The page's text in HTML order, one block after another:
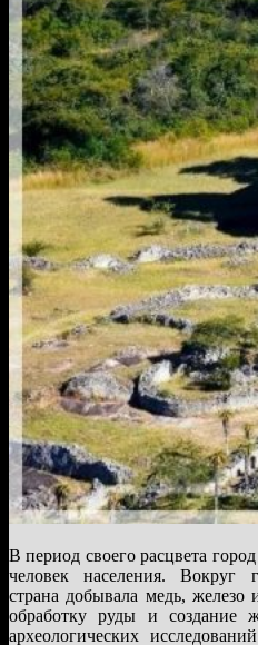
В период своего расцвета
человек населения. Вокруг
страна добывала медь, железо
обработку руды и создание
археологических